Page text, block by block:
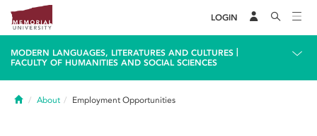
LOGIN
MODERN LANGUAGES, LITERATURES AND CULTURES
FACULTY OF HUMANITIES AND SOCIAL SCIENCES
HomeAbout Employment Opportunities